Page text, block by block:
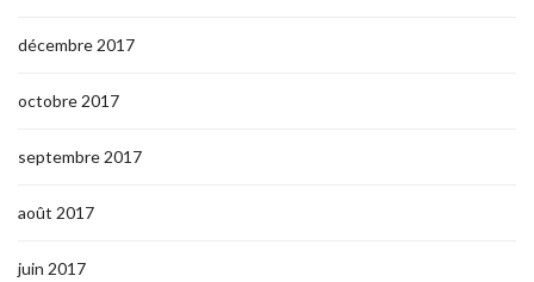
décembre 2017
octobre 2017
septembre 2017
août 2017
juin 2017